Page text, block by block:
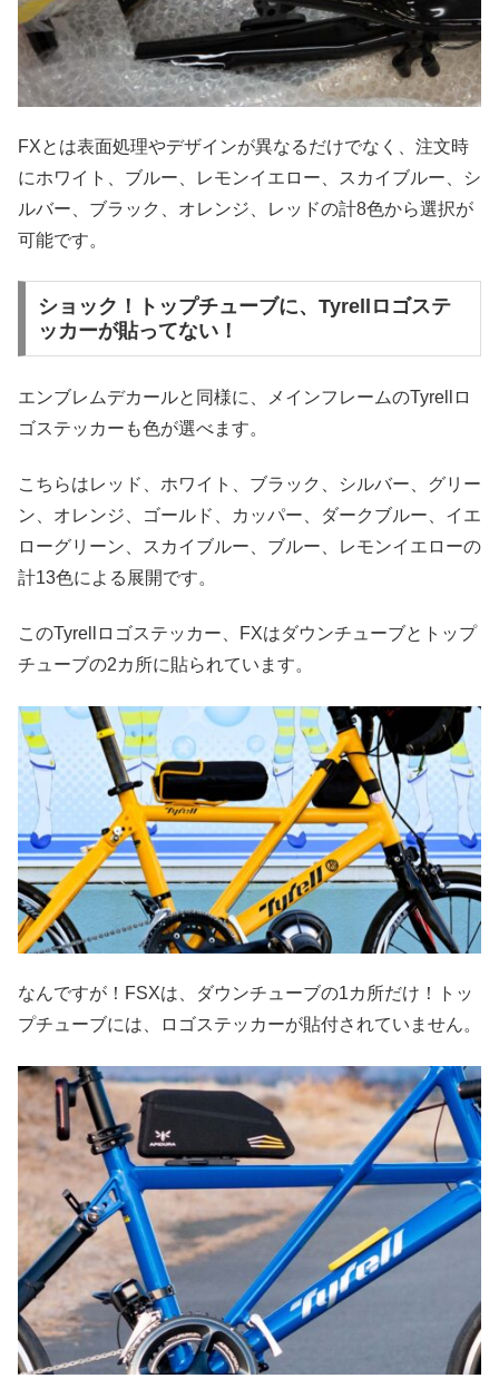
FXとは表面処理やデザインが異なるだけでなく、注文時
にホワイト、ブルー、レモンイエロー、スカイブルー、シ
ルバー、ブラック、オレンジ、レッドの計8色から選択が
可能です。
ショック！トップチューブに、Tyrellロゴステ
ッカーが貼ってない！
エンブレムデカールと同様に、メインフレームのTyrellロ
ゴステッカーも色が選べます。
こちらはレッド、ホワイト、ブラック、シルバー、グリー
ン、オレンジ、ゴールド、カッパー、ダークブルー、イエ
ローグリーン、スカイブルー、ブルー、レモンイエローの
計13色による展開です。
このTyrellロゴステッカー、FXはダウンチューブとトップ
チューブの2カ所に貼られています。
なんですが！FSXは、ダウンチューブの1カ所だけ！トッ
プチューブには、ロゴステッカーが貼付されていません。